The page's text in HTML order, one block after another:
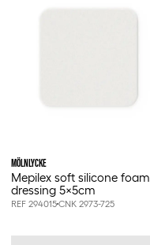
MÖLNLYCKE
Mepilex soft silicone foam
dressing 5x5cm
REF 294015CNK 2973-725